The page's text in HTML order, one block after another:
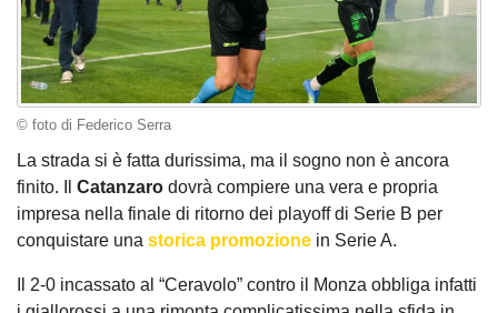
© foto di Federico Serra
La strada si è fatta durissima, ma il sogno non è ancora
finito. Il Catanzaro dovrà compiere una vera e propria
impresa nella finale di ritorno dei playoff di Serie B per
conquistare una storica promozione in Serie A.
Il 2-0 incassato al “Ceravolo” contro il Monza obbliga infatti